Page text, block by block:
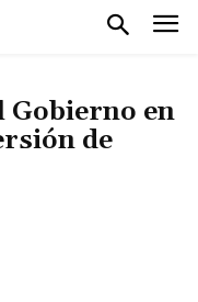
Gobierno en
de